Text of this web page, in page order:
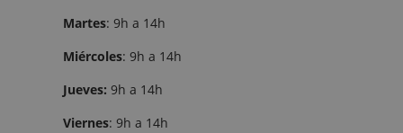
Martes: 9h a 14h
Miércoles: 9h a 14h
Jueves: 9h a 14h
Viernes: 9h a 14h